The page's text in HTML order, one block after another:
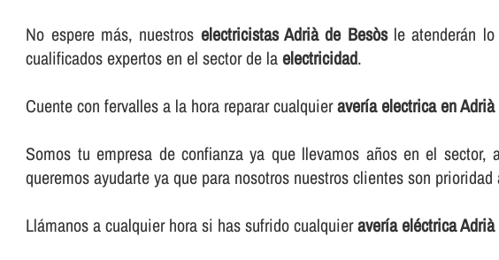
No espere más, nuestros electricistas Adrià de Besòsle atenderán lo
cualificados expertos en el sector de laelectricidad.
Cuente con fervalles a la hora reparar cualquieraverí­a electrica en
Somos tu empresa de confianza ya que llevamos años en el
queremos ayudarte ya que para nosotros nuestros clientes son prioridad
Llámanos a cualquier hora si has sufrido cualquieraverí­a eléctrica